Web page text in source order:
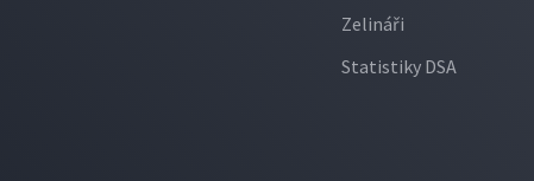
Zelináři
Statistiky DSA